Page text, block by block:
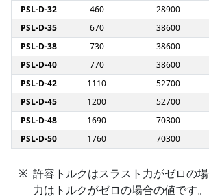
PSL-D-32
460 28900
PSL-D-35
670 38600
PSL-D-38
730 38600
PSL-D-40
770 38600
PSL-D-42
1110 52700
PSL-D-45
1200 52700
PSL-D-48
1690 70300
PSL-D-50
1760 70300
許容トルクはスラスト力がゼロの
力はトルクがゼロの場合の値です。